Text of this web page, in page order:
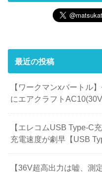
最近の投稿
【ワークマンxバートル
にエアクラフト
【エレコムUSB Type-C
充電速度が劇早【USB
【36V超高出力は嘘、測